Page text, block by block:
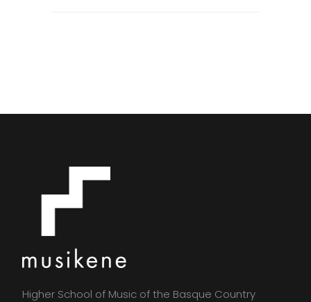
Higher School of Music of the Basque Country